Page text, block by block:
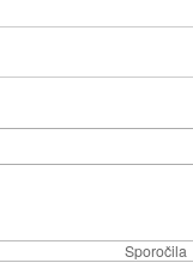
Sporočila